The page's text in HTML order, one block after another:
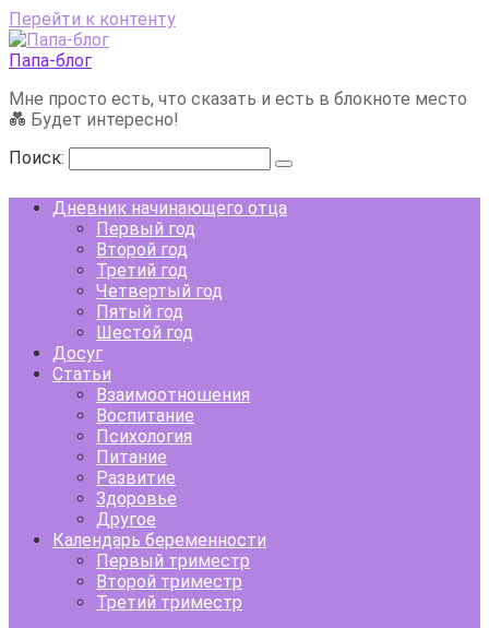
Перейти к контенту
Папа-блог
Мне просто есть, что сказать и есть в блокноте место
💑 Будет интересно!
Поиск:
Дневник начинающего отца
Первый год
Второй год
Третий год
Четвертый год
Пятый год
Шестой год
Досуг
Статьи
Взаимоотношения
Воспитание
Психология
Питание
Развитие
Здоровье
Другое
Календарь беременности
Первый триместр
Второй триместр
Третий триместр